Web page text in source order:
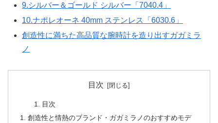
9.シルバー＆ゴールド シルバー「7040.4」
10.ナポレオーネ 40mm ステンレス「6030.6」
創造性に満ちた高品質な腕時計を造り出すガガミラ
ノ
目次
目次
創造性と情熱のブランド・ガガミラノのおすすめモデ